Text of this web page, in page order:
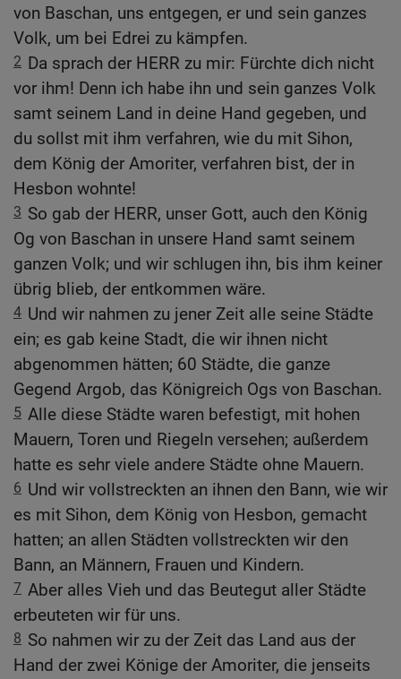
von Baschan, uns entgegen, er und sein ganzes
Volk, um bei Edrei zu kämpfen.
2 Da sprach der HERR zu mir: Fürchte dich nicht
vor ihm! Denn ich habe ihn und sein ganzes Volk
samt seinem Land in deine Hand gegeben, und
du sollst mit ihm verfahren, wie du mit Sihon,
dem König der Amoriter, verfahren bist, der in
Hesbon wohnte!
3 So gab der HERR, unser Gott, auch den König
Og von Baschan in unsere Hand samt seinem
ganzen Volk; und wir schlugen ihn, bis ihm keiner
übrig blieb, der entkommen wäre.
4 Und wir nahmen zu jener Zeit alle seine Städte
ein; es gab keine Stadt, die wir ihnen nicht
abgenommen hätten; 60 Städte, die ganze
Gegend Argob, das Königreich Ogs von Baschan.
5 Alle diese Städte waren befestigt, mit hohen
Mauern, Toren und Riegeln versehen; außerdem
hatte es sehr viele andere Städte ohne Mauern.
6 Und wir vollstreckten an ihnen den Bann, wie wir
es mit Sihon, dem König von Hesbon, gemacht
hatten; an allen Städten vollstreckten wir den
Bann, an Männern, Frauen und Kindern.
7 Aber alles Vieh und das Beutegut aller Städte
erbeuteten wir für uns.
8 So nahmen wir zu der Zeit das Land aus der
Hand der zwei Könige der Amoriter, die jenseits